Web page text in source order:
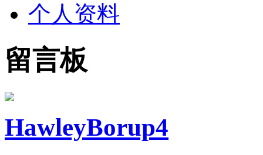
个人资料
留言板
HawleyBorup4